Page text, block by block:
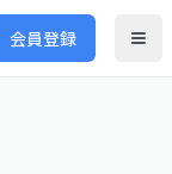
会員登録